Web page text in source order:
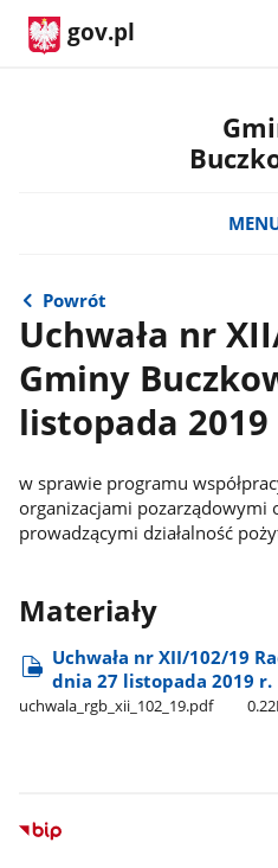
gov.pl
Powrót
Uchwała nr
Gminy
listopada 2019
w sprawie programu
organizacjami
prowadzącymi działalność
Materiały
Uchwała nr XII/102/19
dnia 27 listopada 2019 r.
uchwala​_rgb​_xii​_102​_19.pdf